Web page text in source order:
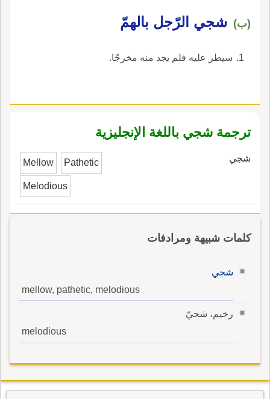
(ب) شجي الرّجل بالهمّ
سيطر عليه فلم يجد منه مخرجًا.
ترجمة شجي باللغة الإنجليزية
شجي Mellow Pathetic
Melodious
كلمات شبيهة ومرادفات
شجي
mellow, pathetic, melodious
رخيم، شجيّ
melodious